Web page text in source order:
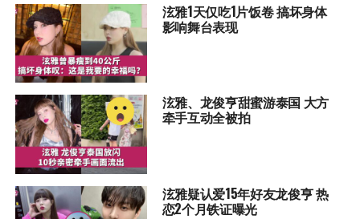
泫雅1天仅吃1片饭卷 搞坏身体
影响舞台表现
泫雅、龙俊亨甜蜜游泰国 大方
牵手互动全被拍
泫雅疑认爱15年好友龙俊亨 热
恋2个月铁证曝光